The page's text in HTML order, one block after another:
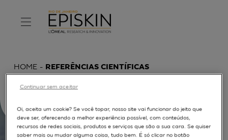
HOME REFERÊNCIAS CIENTÍFICAS
Oi, aceita um cookie? Se você topar, nosso site vai funcionar do jeito que
deve ser, oferecendo a melhor experiência possível, com conteúdos,
recursos de redes sociais, produtos e serviços que são a sua cara. Se quiser
saber mais ou mudar alguma coisa, tudo bem. É só clicar no botão
Continuar sem aceitar